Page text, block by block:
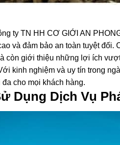
ty TN HH CƠ GIỚI AN
và đảm bảo an toàn tuyệt đối.
còn giới thiệu những lợi ích
kinh nghiệm và uy tín trong
cho mọi khách hàng.